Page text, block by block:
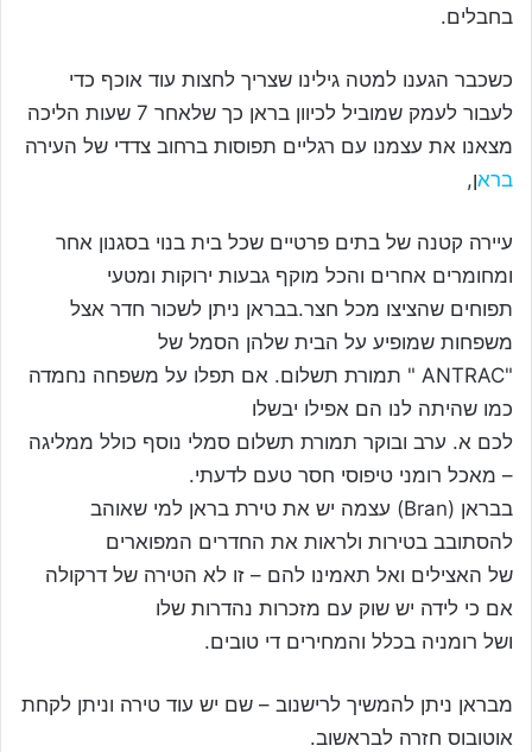
בחבלים.
כשכבר הגענו למטה גילינו שצריך לחצות עוד אוכף כדי
לעבור לעמק שמוביל לכיוון בראן כך שלאחר 7 שעות הליכה
מצאנו את עצמנו עם רגליים תפוסות ברחוב צדדי של העירה
בראן,
עיירה קטנה של בתים פרטיים שכל בית בנוי בסגנון אחר
ומחומרים אחרים והכל מוקף גבעות ירוקות ומטעי
תפוחים שהציצו מכל חצר.בבראן ניתן לשכור חדר אצל
משפחות שמופיע על הבית שלהן הסמל של
"ANTRAC " תמורת תשלום. אם תפלו על משפחה נחמדה
כמו שהיתה לנו הם אפילו יבשלו
לכם א. ערב ובוקר תמורת תשלום סמלי נוסף כולל ממליגה
– מאכל רומני טיפוסי חסר טעם לדעתי.
בבראן (Bran) עצמה יש את טירת בראן למי שאוהב
להסתובב בטירות ולראות את החדרים המפוארים
של האצילים ואל תאמינו להם – זו לא הטירה של דרקולה
אם כי לידה יש שוק עם מזכרות נהדרות שלו
ושל רומניה בכלל והמחירים די טובים.
מבראן ניתן להמשיך לרישנוב – שם יש עוד טירה וניתן לקחת
אוטובוס חזרה לבראשוב.